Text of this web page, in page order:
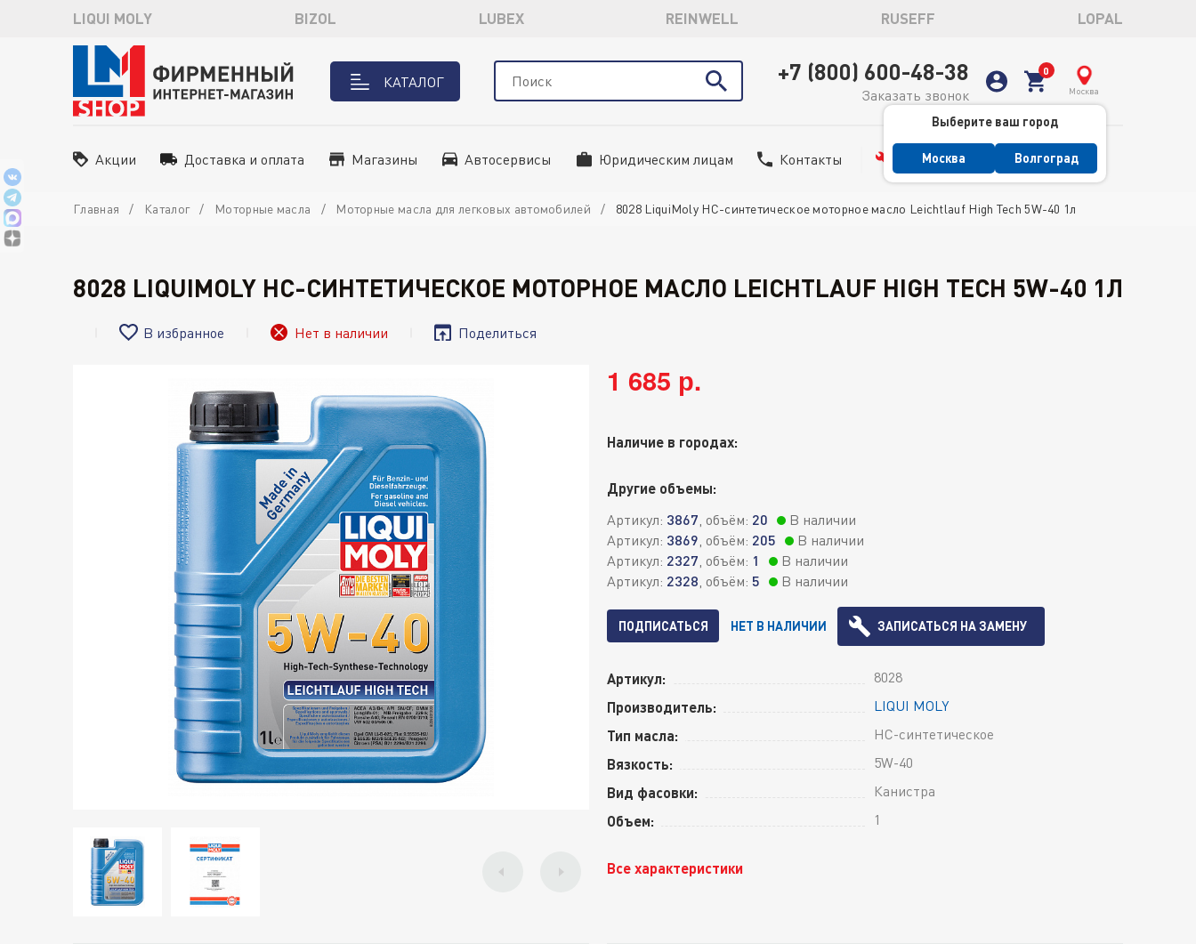
LIQUI MOLY BIZOL LUBEX REINWELL RUSEFF LOPAL
КАТАЛОГ +7 (800) 600-48-38
Заказать звонок Москва
Выберите ваш город
Москва Волгоград
Акции Доставка и оплата Магазины Автосервисы Юридическим лицам Контакты Сервис
Главная Каталог Моторные масла Моторные масла для легковых автомобилей 8028 LiquiMoly НС-синтетическое моторное масло Leichtlauf High Tech 5W-40 1л
8028 LIQUIMOLY НС-СИНТЕТИЧЕСКОЕ МОТОРНОЕ МАСЛО LEICHTLAUF HIGH TECH 5W-40 1Л
В избранное Нет в наличии Поделиться
1 685 р.
Наличие в городах:
Другие объемы:
Артикул: 3867 , объём: 20
В наличии
Артикул: 3869 , объём: 205
В наличии
Артикул: 2327 , объём: 1
В наличии
Артикул: 2328 , объём: 5 В наличии
ПОДПИСАТЬСЯ НЕТ В НАЛИЧИИ ЗАПИСАТЬСЯ НА ЗАМЕНУ
Артикул: 8028
Производитель: LIQUI MOLY
Тип масла: HC-синтетическое
Вязкость: 5W-40
Вид фасовки: Канистра
Объем: 1
Все характеристики